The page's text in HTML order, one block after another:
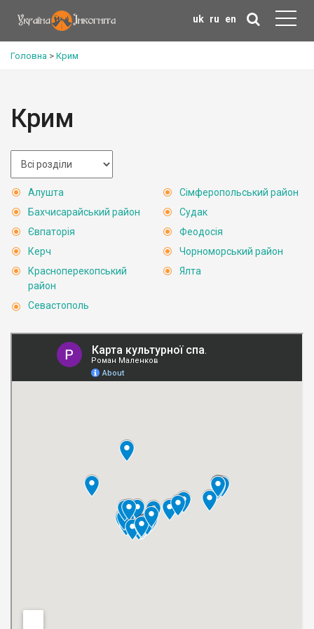
uk ru en
Головна > Крим
Крим
Алушта
Бахчисарайський район
Євпаторія
Керч
Красноперекопський
район
Севастополь
Сімферопольський район
Судак
Феодосія
Чорноморський район
Ялта